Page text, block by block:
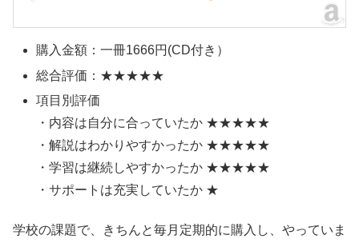
購入金額：一冊1666円(CD付き）
総合評価：★★★★★
項目別評価
・内容は自分に合っていたか ★★★★★
・解説はわかりやすかったか ★★★★★
・学習は継続しやすかったか ★★★★★
・サポートは充実していたか ★
学校の課題で、きちんと毎月定期的に購入し、やっていま